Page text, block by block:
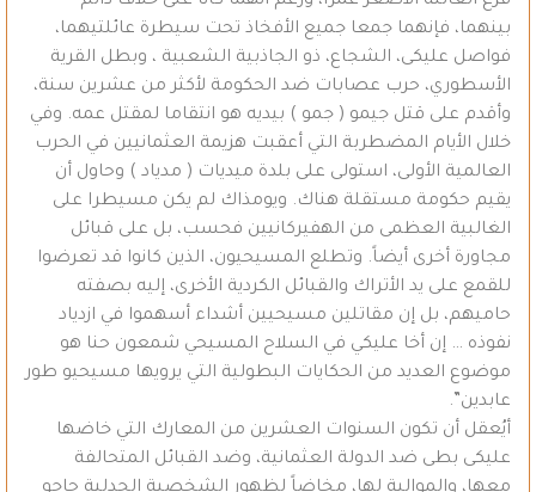
بينهما، فإنهما جمعا جميع الأفخاذ تحت سيطرة عائلتيهما،
فواصل عليكى، الشجاع، ذو الجاذبية الشعبية ، وبطل القرية
الأسطوري، حرب عصابات ضد الحكومة لأكثر من عشرين سنة،
وأقدم على قتل جيمو ( جمو ) بيديه هو انتقاما لمقتل عمه. وفي
خلال الأيام المضطربة التي أعقبت هزيمة العثمانيين في الحرب
العالمية الأولى، استولى على بلدة ميديات ( مدياد ) وحاول أن
يقيم حكومة مستقلة هناك. ويومذاك لم يكن مسيطرا على
الغالبية العظمى من الهفيركانيين فحسب، بل على قبائل
مجاورة أخرى أيضاً. وتطلع المسيحيون، الذين كانوا قد تعرضوا
للقمع على يد الأتراك والقبائل الكردية الأخرى، إليه بصفته
حاميهم، بل إن مقاتلين مسيحيين أشداء أسهموا في ازدياد
نفوذه … إن أخا عليكي في السلاح المسيحي شمعون حنا هو
موضوع العديد من الحكايات البطولية التي يرويها مسيحيو طور
عابدين”.
أيُعقل أن تكون السنوات العشرين من المعارك التي خاضها
عليكى بطى ضد الدولة العثمانية، وضد القبائل المتحالفة